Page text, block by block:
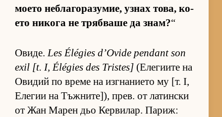
мо­ето неб­ла­го­ра­зу­мие, уз­нах то­ва, ко­
ето ни­кога не тряб­ваше да знам?“
Ови­де.Les Élégies d’Ovide pendant son
exil [t. I, Élégies des Tristes] (Е­ле­ги­ите на
Ови­дий по време на из­г­на­ни­ето му [т. I,
Еле­гии на Тъж­ни­те­]), прев. от ла­тин­ски
от Жан Ма­рен дьо Кер­ви­лар. Па­риж: